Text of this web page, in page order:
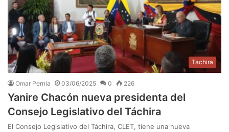
Tachira
Omar Pernia 03/06/2025 0 226
Yanire Chacón nueva presidenta del
Consejo Legislativo del Táchira
El Consejo Legislativo del Táchira, CLET, tiene una nueva